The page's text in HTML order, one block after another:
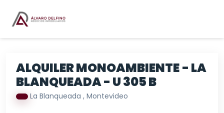
ALQUILER MONOAMBIENTE - LA
BLANQUEADA - U 305 B
La Blanqueada , Montevideo